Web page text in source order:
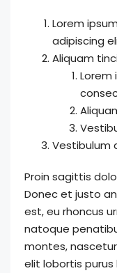
Lorem
adipiscing
Aliquam
Lorem
Vestibulum
Proin sagittis
Donec et justo
est, eu rhoncus
natoque
montes,
elit lobortis